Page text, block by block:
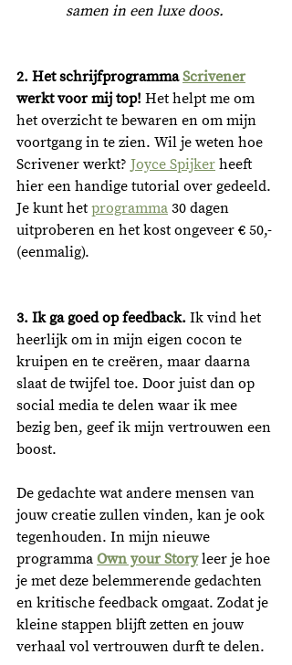
samen in een luxe doos.
2. Het schrijfprogramma Scrivener
werkt voor mij top! Het helpt me om
het overzicht te bewaren en om mijn
voortgang in te zien. Wil je weten hoe
Scrivener werkt? Joyce Spijker heeft
hier een handige tutorial over gedeeld.
Je kunt het programma 30 dagen
uitproberen en het kost ongeveer € 50,-
(eenmalig).
3. Ik ga goed op feedback. Ik vind het
heerlijk om in mijn eigen cocon te
kruipen en te creëren, maar daarna
slaat de twijfel toe. Door juist dan op
social media te delen waar ik mee
bezig ben, geef ik mijn vertrouwen een
boost.
De gedachte wat andere mensen van
jouw creatie zullen vinden, kan je ook
tegenhouden. In mijn nieuwe
programma Own your Story leer je hoe
je met deze belemmerende gedachten
en kritische feedback omgaat. Zodat je
kleine stappen blijft zetten en jouw
verhaal vol vertrouwen durft te delen.